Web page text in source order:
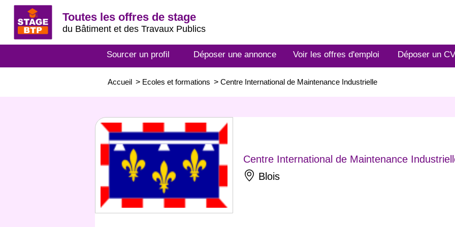
Toutes les offres de stage
du Bâtiment et des Travaux Publics
Sourcer un profil Déposer une annonce Voir les offres d'emploi Déposer un CV
Accueil > Ecoles et formations > Centre International de Maintenance Industrielle
Centre International de Maintenance
Blois